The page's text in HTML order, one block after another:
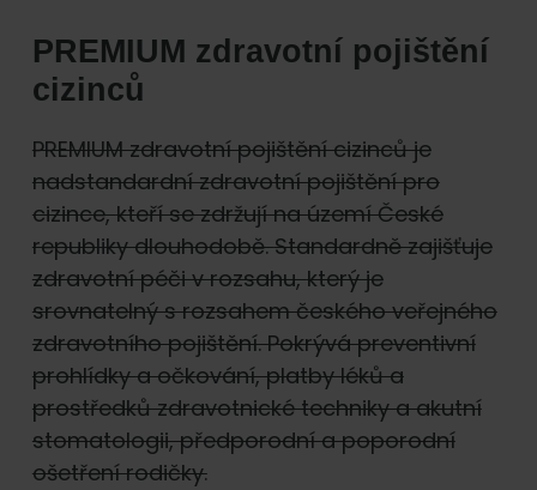
PREMIUM zdravotní pojištění
cizinců
PREMIUM zdravotní pojištění cizinců je
nadstandardní zdravotní pojištění pro
cizince,kteří se zdržují na území České
republiky dlouhodobě.Standardně zajišťuje
zdravotní péči v rozsahu,který je
srovnatelný s rozsahem českého veřejného
zdravotního pojištění. Pokrývá preventivní
prohlídkya očkování, platby léků a
prostředků zdravotnické techniky a akutní
stomatologii, předporodnía poporodní
ošetření rodičky.